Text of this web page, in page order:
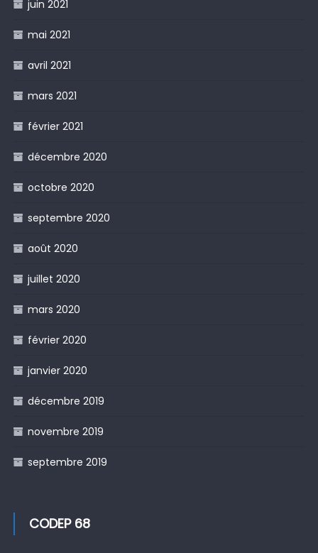
juin 2021
mai 2021
avril 2021
mars 2021
février 2021
décembre 2020
octobre 2020
septembre 2020
août 2020
juillet 2020
mars 2020
février 2020
janvier 2020
décembre 2019
novembre 2019
septembre 2019
CODEP 68